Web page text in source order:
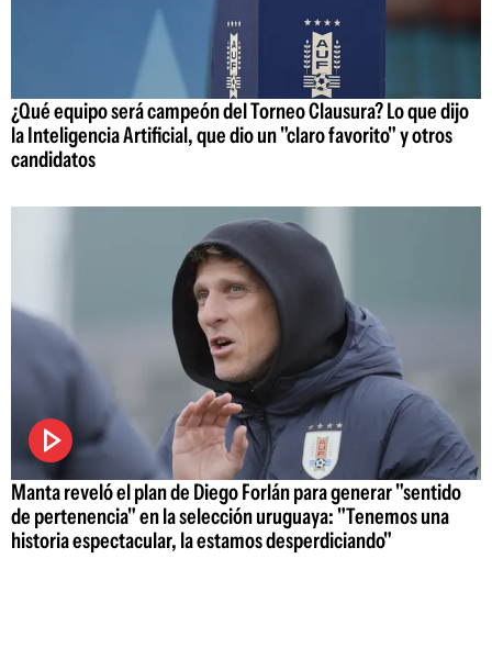
¿Qué equipo será campeón del Torneo Clausura? Lo que dijo
la Inteligencia Artificial, que dio un "claro favorito" y otros
candidatos
Manta reveló el plan de Diego Forlán para generar "sentido
de pertenencia" en la selección uruguaya: "Tenemos una
historia espectacular, la estamos desperdiciando"